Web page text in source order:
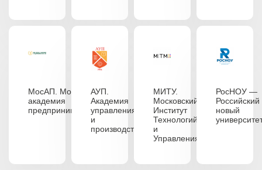
МосАП. Московская
академия
предпринимательства
АУП.
Академия
управления
и
производства
МИТУ.
Московский
Институт
Технологий
и
Управления
РосНОУ —
Российский
новый